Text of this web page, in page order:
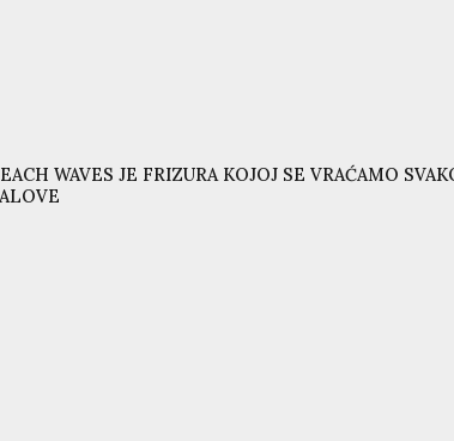
WAVES JE FRIZURA KOJOJ SE VRAĆAMO